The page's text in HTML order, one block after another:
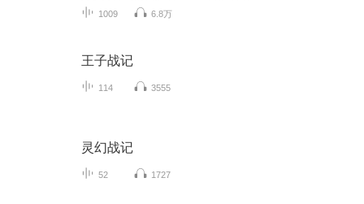
1009 6.8万
王子战记
114 3555
灵幻战记
52 1727